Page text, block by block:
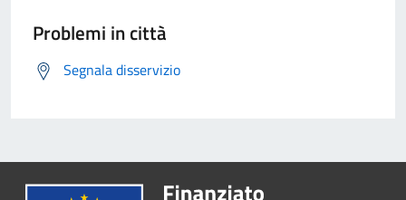
Problemi in città
Segnala disservizio